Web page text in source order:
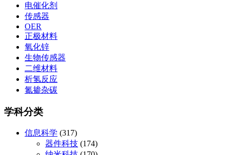
电催化剂
传感器
OER
正极材料
氧化锌
生物传感器
二维材料
析氢反应
氮掺杂碳
学科分类
信息科学 (317)
器件科技 (174)